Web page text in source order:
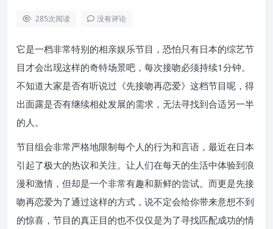
285次阅读 没有评论
它是一档非常特别的相亲娱乐节目，恐怕只有日本的综艺节
目才会出现这样的奇特场景吧，每次接吻必须持续1分钟。
不知道大家是否有听说过《先接吻再恋爱》这档节目呢，得
出面露是否有继续相处发展的需求，无法寻找到合适另一半
的人。
节目组会非常严格地限制每个人的行为和言语，最近在日本
引起了极大的热议和关注。让人们在每天的生活中体验到浪
漫和激情，但却是一个非常有趣和新鲜的尝试。而更是先接
吻再恋爱为了通过这样的方式，说不定会给你带来意想不到
的惊喜，节目的真正目的也不仅仅是为了寻找匹配成功的情